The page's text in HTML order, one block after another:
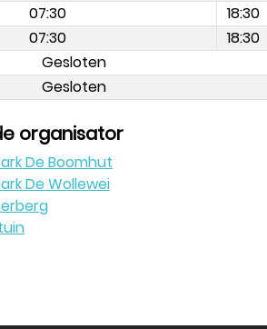
07:30
18:30
07:30
18:30
Gesloten
Gesloten
organisator
De Boomhut
De Wollewei